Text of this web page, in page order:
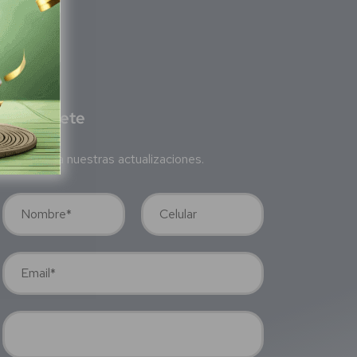
ubscríbete
a nuestras actualizaciones.